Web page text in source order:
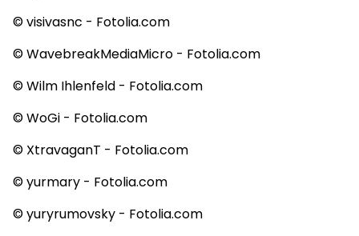
© visivasnc - Fotolia.com
© WavebreakMediaMicro - Fotolia.com
© Wilm Ihlenfeld - Fotolia.com
© WoGi - Fotolia.com
© XtravaganT - Fotolia.com
© yurmary - Fotolia.com
© yuryrumovsky - Fotolia.com